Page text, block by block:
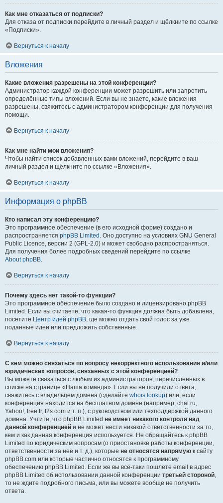
Как мне отказаться от подписки?
Для отказа от подписки перейдите в личный раздел и щёлкните по ссылке
«Подписки».
Вернуться к началу
Вложения
Какие вложения разрешены на этой конференции?
Администратор каждой конференции может разрешить или запретить
определённые типы вложений. Если вы не знаете, какие вложения
разрешены, свяжитесь с администратором конференции для получения
помощи.
Вернуться к началу
Как мне найти мои вложения?
Чтобы найти список добавленных вами вложений, перейдите в ваш
личный раздел и щёлкните по ссылке «Вложения».
Вернуться к началу
Информация о phpBB
Кто написал эту конференцию?
Это программное обеспечение (в его исходной форме) создано и
распространяется phpBB Limited . Оно доступно на условиях GNU General
Public Licence, версии 2 (GPL-2.0) и может свободно распространяться.
Для получения более подробных сведений перейдите по ссылке
About phpBB.
Вернуться к началу
Почему здесь нет такой-то функции?
Это программное обеспечение было создано и лицензировано phpBB
Limited. Если вы считаете, что какая-то функция должна быть добавлена,
посетите Центр идей phpBB, где можно отдать свой голос за уже
поданные идеи или предложить собственные.
Вернуться к началу
С кем можно связаться по вопросу некорректного использования и/или
юридических вопросов, связанных с этой конференцией?
Вы можете связаться с любым из администраторов, перечисленных в
списке на странице «Наша команда». Если вы не получили ответа,
свяжитесь с владельцем домена (сделайте whois lookup) или, если
конференция находится на бесплатном домене (например, chat.ru,
Yahoo!, free.fr, f2s.com и т. п.), с руководством или техподдержкой данного
домена. Учтите, что phpBB Limited не имеет никакого контроля над
данной конференцией и не может нести никакой ответственности за то,
кем и как данная конференция используется. Не обращайтесь к phpBB
Limited по юридическим вопросам (о приостановке работы конференции,
ответственности за неё и т. д.), которые не относятся напрямую к сайту
phpBB.com или которые частично относятся к программному
обеспечению phpBB Limited. Если же вы всё-таки пошлёте email в адрес
phpBB Limited об использовании данной конференции третьей стороной,
то не ждите подробного письма, или вы можете вообще не получить
ответа.